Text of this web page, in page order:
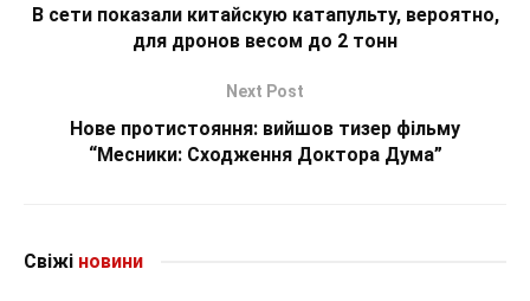
В сети показали китайскую катапульту, вероятно,
для дронов весом до 2 тонн
Next Post
Нове протистояння: вийшов тизер фільму
“Месники: Сходження Доктора Дума”
Свіжі новини